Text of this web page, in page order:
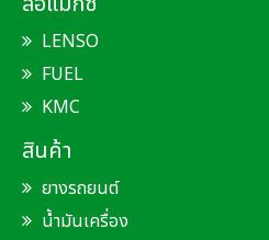
LENSO
FUEL
KMC
สินค้า
ยางรถยนต์
น้ำมันเครื่อง